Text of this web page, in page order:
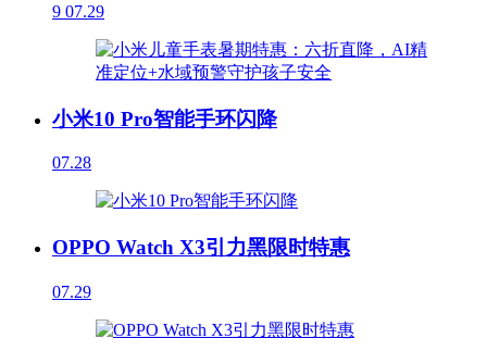
9 07.29
小米10 Pro智能手环闪降
07.28
OPPO Watch X3引力黑限时特惠
07.29